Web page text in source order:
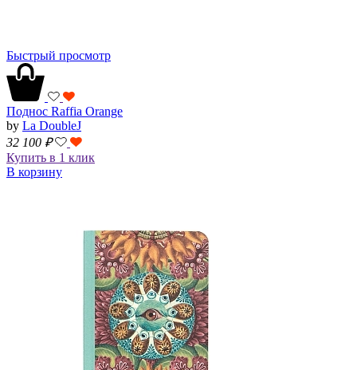
Быстрый просмотр
Поднос Raffia Orange
by La DoubleJ
32 100 ₽
Купить в 1 клик
В корзину